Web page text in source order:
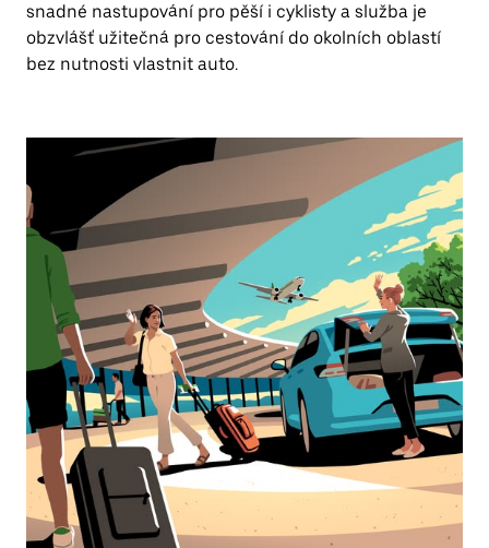
snadné nastupování pro pěší i cyklisty a služba je
obzvlášť užitečná pro cestování do okolních oblastí
bez nutnosti vlastnit auto.